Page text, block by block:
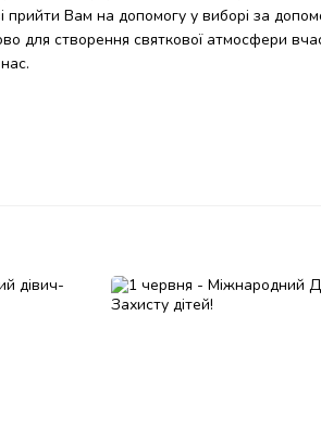
Вам на допомогу у виборі за
для створення святкової атмосфери